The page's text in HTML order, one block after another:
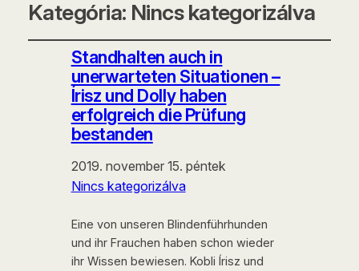
Kategória: Nincs kategorizálva
Standhalten auch in
unerwarteten Situationen –
Írisz und Dolly haben
erfolgreich die Prüfung
bestanden
2019. november 15. péntek
Nincs kategorizálva
Eine von unseren Blindenführhunden
und ihr Frauchen haben schon wieder
ihr Wissen bewiesen. Kobli Írisz und